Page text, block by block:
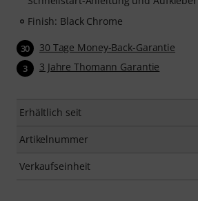
Finish: Black Chrome
30 30 Tage Money-Back-Garantie
3 3 Jahre Thomann Garantie
Erhältlich seit
Artikelnummer
Verkaufseinheit